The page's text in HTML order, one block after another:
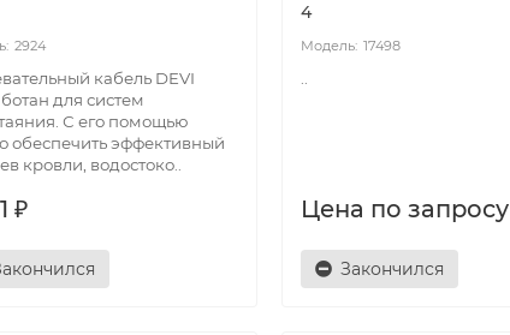
2924
кабель DEVI
для систем
С его помощью
обеспечить эффективный
кровли, водостоко..
₽
4
17498
Цена по запросу
Закончился